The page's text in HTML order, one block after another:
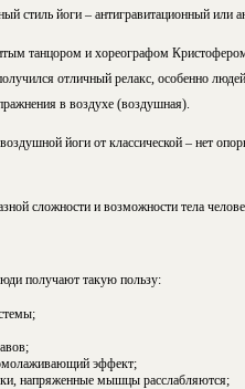
стиль йоги – антигравитационный или
танцором и хореографом
отличный релакс, особенно
в воздухе (воздушная).
йоги от классической – нет
сложности и возможности тела
получают такую пользу:
эффект;
напряженные мышцы расслабляются;